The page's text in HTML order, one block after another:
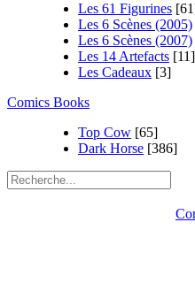
Les 61 Figurines
Les 6 Scènes (2005)
Les 6 Scènes (2007)
Les 14 Artefacts [11]
Les Cadeaux [3]
Comics Books
Top Cow [65]
Dark Horse [386]